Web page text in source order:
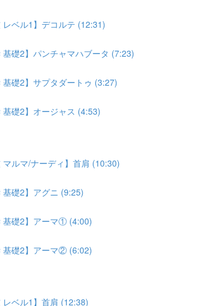
レベル1】デコルテ (12:31)
基礎2】パンチャマハブータ (7:23)
基礎2】サプタダートゥ (3:27)
基礎2】オージャス (4:53)
マルマ/ナーディ】首肩 (10:30)
基礎2】アグニ (9:25)
基礎2】アーマ① (4:00)
基礎2】アーマ② (6:02)
レベル1】首肩 (12:38)